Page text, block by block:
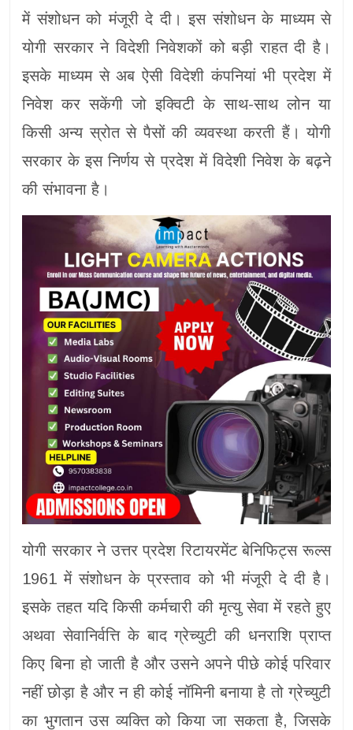
में संशोधन को मंजूरी दे दी। इस संशोधन के माध्यम से
योगी सरकार ने विदेशी निवेशकों को बड़ी राहत दी है।
इसके माध्यम से अब ऐसी विदेशी कंपनियां भी प्रदेश में
निवेश कर सकेंगी जो इक्विटी के साथ-साथ लोन या
किसी अन्य स्रोत से पैसों की व्यवस्था करती हैं। योगी
सरकार के इस निर्णय से प्रदेश में विदेशी निवेश के बढ़ने
की संभावना है।
योगी सरकार ने उत्तर प्रदेश रिटायरमेंट बेनिफिट्स रूल्स
1961 में संशोधन के प्रस्ताव को भी मंजूरी दे दी है।
इसके तहत यदि किसी कर्मचारी की मृत्यु सेवा में रहते हुए
अथवा सेवानिर्वत्ति के बाद ग्रेच्युटी की धनराशि प्राप्त
किए बिना हो जाती है और उसने अपने पीछे कोई परिवार
नहीं छोड़ा है और न ही कोई नॉमिनी बनाया है तो ग्रेच्युटी
का भुगतान उस व्यक्ति को किया जा सकता है, जिसके